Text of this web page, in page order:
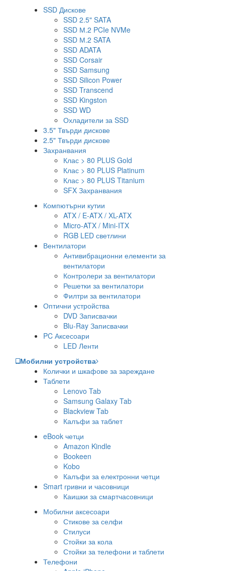
SSD Дискове
SSD 2.5" SATA
SSD М.2 PCIe NVMe
SSD М.2 SATA
SSD ADATA
SSD Corsair
SSD Samsung
SSD Silicon Power
SSD Transcend
SSD Kingston
SSD WD
Охладители за SSD
3.5" Твърди дискове
2.5" Твърди дискове
Захранвания
Клас > 80 PLUS Gold
Клас > 80 PLUS Platinum
Клас > 80 PLUS Titanium
SFX Захранвания
Компютърни кутии
ATX / E-ATX / XL-ATX
Micro-ATX / Mini-ITX
RGB LED светлини
Вентилатори
Антивибрационни елементи за
вентилатори
Контролери за вентилатори
Решетки за вентилатори
Филтри за вентилатори
Оптични устройства
DVD Записвачки
Blu-Ray Записвачки
PC Аксесоари
LED Ленти
Мобилни устройства
Колички и шкафове за зареждане
Таблети
Lenovo Tab
Samsung Galaxy Tab
Blackview Tab
Калъфи за таблет
eBook четци
Amazon Kindle
Bookeen
Kobo
Калъфи за електронни четци
Smart гривни и часовници
Каишки за смартчасовници
Мобилни аксесоари
Стикове за селфи
Стилуси
Стойки за кола
Стойки за телефони и таблети
Телефони